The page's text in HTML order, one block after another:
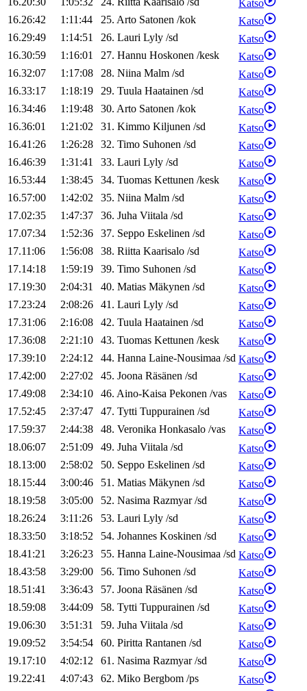
Katso
16.26:42
1:11:44 25. Arto Satonen /kok
Katso
16.29:49
1:14:51 26. Lauri Lyly /sd
Katso
16.30:59
1:16:01 27. Hannu Hoskonen /kesk
Katso
16.32:07
1:17:08 28. Niina Malm /sd
Katso
16.33:17
1:18:19 29. Tuula Haatainen /sd
Katso
16.34:46
1:19:48 30. Arto Satonen /kok
Katso
16.36:01
1:21:02 31. Kimmo Kiljunen /sd
Katso
16.41:26
1:26:28 32. Timo Suhonen /sd
Katso
16.46:39
1:31:41 33. Lauri Lyly /sd
Katso
16.53:44
1:38:45 34. Tuomas Kettunen /kesk
Katso
16.57:00
1:42:02 35. Niina Malm /sd
Katso
17.02:35
1:47:37 36. Juha Viitala /sd
Katso
17.07:34
1:52:36 37. Seppo Eskelinen /sd
Katso
17.11:06
1:56:08 38. Riitta Kaarisalo /sd
Katso
17.14:18
1:59:19 39. Timo Suhonen /sd
Katso
17.19:30
2:04:31 40. Matias Mäkynen /sd
Katso
17.23:24
2:08:26 41. Lauri Lyly /sd
Katso
17.31:06
2:16:08 42. Tuula Haatainen /sd
Katso
17.36:08
2:21:10 43. Tuomas Kettunen /kesk
Katso
17.39:10
2:24:12 44. Hanna Laine-Nousimaa /sd Katso
17.42:00
2:27:02 45. Joona Räsänen /sd
Katso
17.49:08
2:34:10 46. Aino-Kaisa Pekonen /vas
Katso
17.52:45
2:37:47 47. Tytti Tuppurainen /sd
Katso
17.59:37
2:44:38 48. Veronika Honkasalo /vas
Katso
18.06:07
2:51:09 49. Juha Viitala /sd
Katso
18.13:00
2:58:02 50. Seppo Eskelinen /sd
Katso
18.15:44
3:00:46 51. Matias Mäkynen /sd
Katso
18.19:58
3:05:00 52. Nasima Razmyar/sd
Katso
18.26:24
3:11:26 53. Lauri Lyly /sd
Katso
18.33:50
3:18:52 54. Johannes Koskinen /sd
Katso
18.41:21
3:26:23 55. Hanna Laine-Nousimaa /sd Katso
18.43:58
3:29:00 56. Timo Suhonen /sd
Katso
18.51:41
3:36:43 57. Joona Räsänen /sd
Katso
18.59:08
3:44:09 58. Tytti Tuppurainen /sd
Katso
19.06:30
3:51:31 59. Juha Viitala /sd
Katso
19.09:52
3:54:54 60. Piritta Rantanen /sd
Katso
19.17:10
4:02:12 61. Nasima Razmyar/sd
Katso
19.22:41
4:07:43 62. Miko Bergbom /ps
Katso